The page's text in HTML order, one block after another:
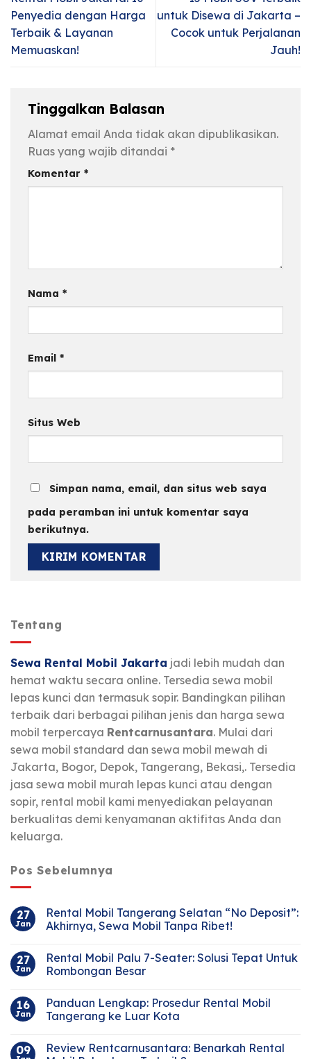
Penyedia dengan Harga
Terbaik & Layanan
Memuaskan!
untuk Disewa di Jakarta –
Cocok untuk Perjalanan
Jauh!
Tinggalkan Balasan
Alamat email Anda tidak akan dipublikasikan.
Ruas yang wajib ditandai *
Komentar *
Nama *
Email *
Situs Web
Simpan nama, email, dan situs web saya
pada peramban ini untuk komentar saya
berikutnya.
Tentang
Sewa Rental Mobil Jakarta jadi lebih mudah dan
hemat waktu secara online. Tersedia sewa mobil
lepas kunci dan termasuk sopir. Bandingkan pilihan
terbaik dari berbagai pilihan jenis dan harga sewa
mobil terpercaya Rentcarnusantara. Mulai dari
sewa mobil standard dan sewa mobil mewah di
Jakarta, Bogor, Depok, Tangerang, Bekasi,. Tersedia
jasa sewa mobil murah lepas kunci atau dengan
sopir, rental mobil kami menyediakan pelayanan
berkualitas demi kenyamanan aktifitas Anda dan
keluarga.
Pos Sebelumnya
27
Jan
Rental Mobil Tangerang Selatan “No Deposit”:
Akhirnya, Sewa Mobil Tanpa Ribet!
27
Jan
Rental Mobil Palu 7-Seater: Solusi Tepat Untuk
Rombongan Besar
16
Jan
Panduan Lengkap: Prosedur Rental Mobil
Tangerang ke Luar Kota
09
Review Rentcarnusantara: Benarkah Rental